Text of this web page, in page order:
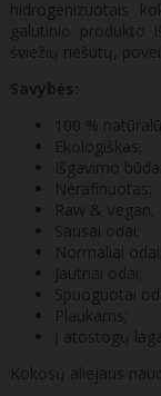
hidrogenizuotais
galutinio produkto
šviežių riešutų,
Savybės:
100 %
Ekologiškas;
Išgavimo
Nerafinuotas;
Raw & Vegan;
Sausai odai;
Normaliai odai;
Jautriai odai;
Spuoguotai
Plaukams;
Į atostogų
Kokosų aliejaus